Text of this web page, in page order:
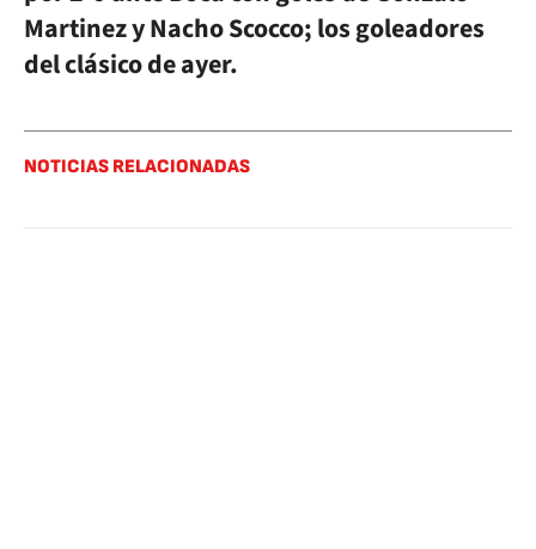
Martinez y Nacho Scocco; los goleadores
del clásico de ayer.
NOTICIAS RELACIONADAS